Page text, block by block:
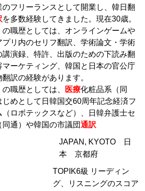
のフリーランスとして開業し、韓日翻
を多数経験してきました。現在30歳。
の職歴としては、オンラインゲームや
プリ内のセリフ翻訳、学術論文・学術
講演録、特許、出版のための下読み翻
マーケティング、韓国と日本の官公庁
訳の経験があります。
の職歴としては、 医療化粧品系（同
じめとして日韓国交60周年記念経済フ
（ロボテックスなど）、日韓弁護士セ
同通）や韓国の市議団通訳
JAPAN, KYOTO 日
本 京都府
TOPIK6級 リーディン
グ、リスニングのスコア